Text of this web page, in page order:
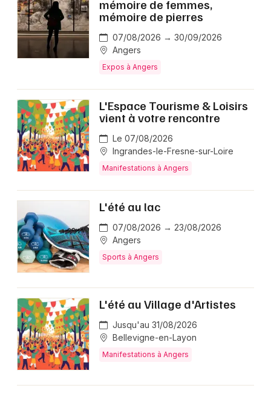
mémoire de femmes,
mémoire de pierres
07/08/2026 → 30/09/2026
Angers
Expos à Angers
L'Espace Tourisme & Loisirs
vient à votre rencontre
Le 07/08/2026
Ingrandes-le-Fresne-sur-Loire
Manifestations à Angers
L'été au lac
07/08/2026 → 23/08/2026
Angers
Sports à Angers
L'été au Village d'Artistes
Jusqu'au 31/08/2026
Bellevigne-en-Layon
Manifestations à Angers